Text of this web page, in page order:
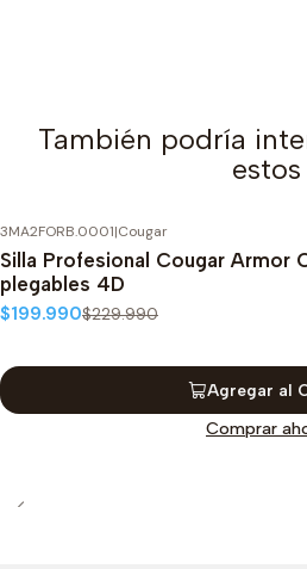
También podría
estos
3MA2FORB.0001|Cougar
Silla Profesional Cougar Armor
plegables 4D
$199.990$229.990
Agregar al
Comprar